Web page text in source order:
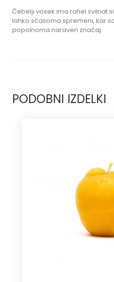
Čebelji vosek ima rahel svilnat
lahko sčasoma spremeni, kar
popolnoma naraven značaj.
PODOBNI IZDELKI